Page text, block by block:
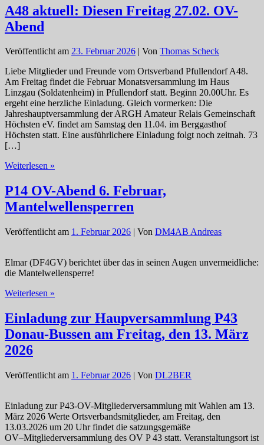
Gemeinschaft
Höchsten
V.
zur
Jahreshauptversammlung
2026
A48 aktuell: Diesen Freitag 27.02. OV-
Abend
Veröffentlicht am 23. Februar 2026 | Von Thomas Scheck
Liebe Mitglieder und Freunde vom Ortsverband Pfullendorf A48.
Am Freitag findet die Februar Monatsversammlung im Haus
Linzgau (Soldatenheim) in Pfullendorf statt. Beginn 20.00Uhr. Es
ergeht eine herzliche Einladung. Gleich vormerken: Die
Jahreshauptversammlung der ARGH Amateur Relais Gemeinschaft
Höchsten eV. findet am Samstag den 11.04. im Berggasthof
Höchsten statt. Eine ausführlichere Einladung folgt noch zeitnah. 73
[…]
Weiterlesen »
Diesen
Freitag
27.02.
Abend
P14 OV-Abend 6. Februar,
Mantelwellensperren
Veröffentlicht am 1. Februar 2026 | Von DM4AB Andreas
Elmar (DF4GV) berichtet über das in seinen Augen unvermeidliche:
die Mantelwellensperre!
Weiterlesen »
Abend
6.
Februar,
Einladung zur Haupversammlung P43
Donau-Bussen am Freitag, den 13. März
2026
Veröffentlicht am 1. Februar 2026 | Von DL2BER
Einladung zur P43-OV-Mitgliederversammlung mit Wahlen am 13.
März 2026 Werte Ortsverbandsmitglieder, am Freitag, den
13.03.2026 um 20 Uhr findet die satzungsgemäße
OV–Mitgliederversammlung des OV P 43 statt. Veranstaltungsort ist